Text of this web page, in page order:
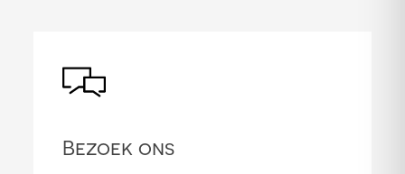
Bezoek ons